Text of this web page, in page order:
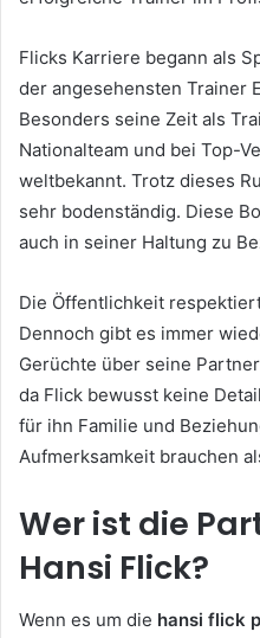
Flicks Karriere begann als
der angesehensten Trainer
Besonders seine Zeit als
Nationalteam und bei Top-
weltbekannt. Trotz dieses
sehr bodenständig. Diese
auch in seiner Haltung zu
Die Öffentlichkeit
Dennoch gibt es immer
Gerüchte über seine
da Flick bewusst keine
für ihn Familie und
Aufmerksamkeit brauchen
Wer ist die
Hansi Flick?
Wenn es um die hansi flick